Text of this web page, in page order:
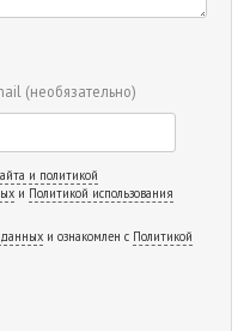
(необязательно)
и политикой
и Политикой использования
данных и ознакомлен с Политикой